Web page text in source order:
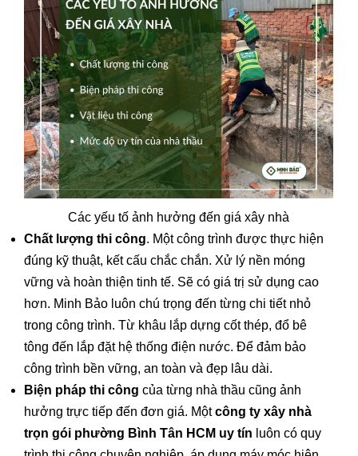
Các yếu tố ảnh hưởng đến giá xây nhà
Chất lượng thi công. Một công trình được thực hiện
đúng kỹ thuật, kết cấu chắc chắn. Xử lý nền móng
vững và hoàn thiện tinh tế. Sẽ có giá trị sử dụng cao
hơn. Minh Bảo luôn chú trọng đến từng chi tiết nhỏ
trong công trình. Từ khâu lắp dựng cốt thép, đổ bê
tông đến lắp đặt hệ thống điện nước. Để đảm bảo
công trình bền vững, an toàn và đẹp lâu dài.
Biện pháp thi công của từng nhà thầu cũng ảnh
hưởng trực tiếp đến đơn giá. Mộtcông ty xây nhà
trọn gói phường Bình Tân HCM uy tín luôn có quy